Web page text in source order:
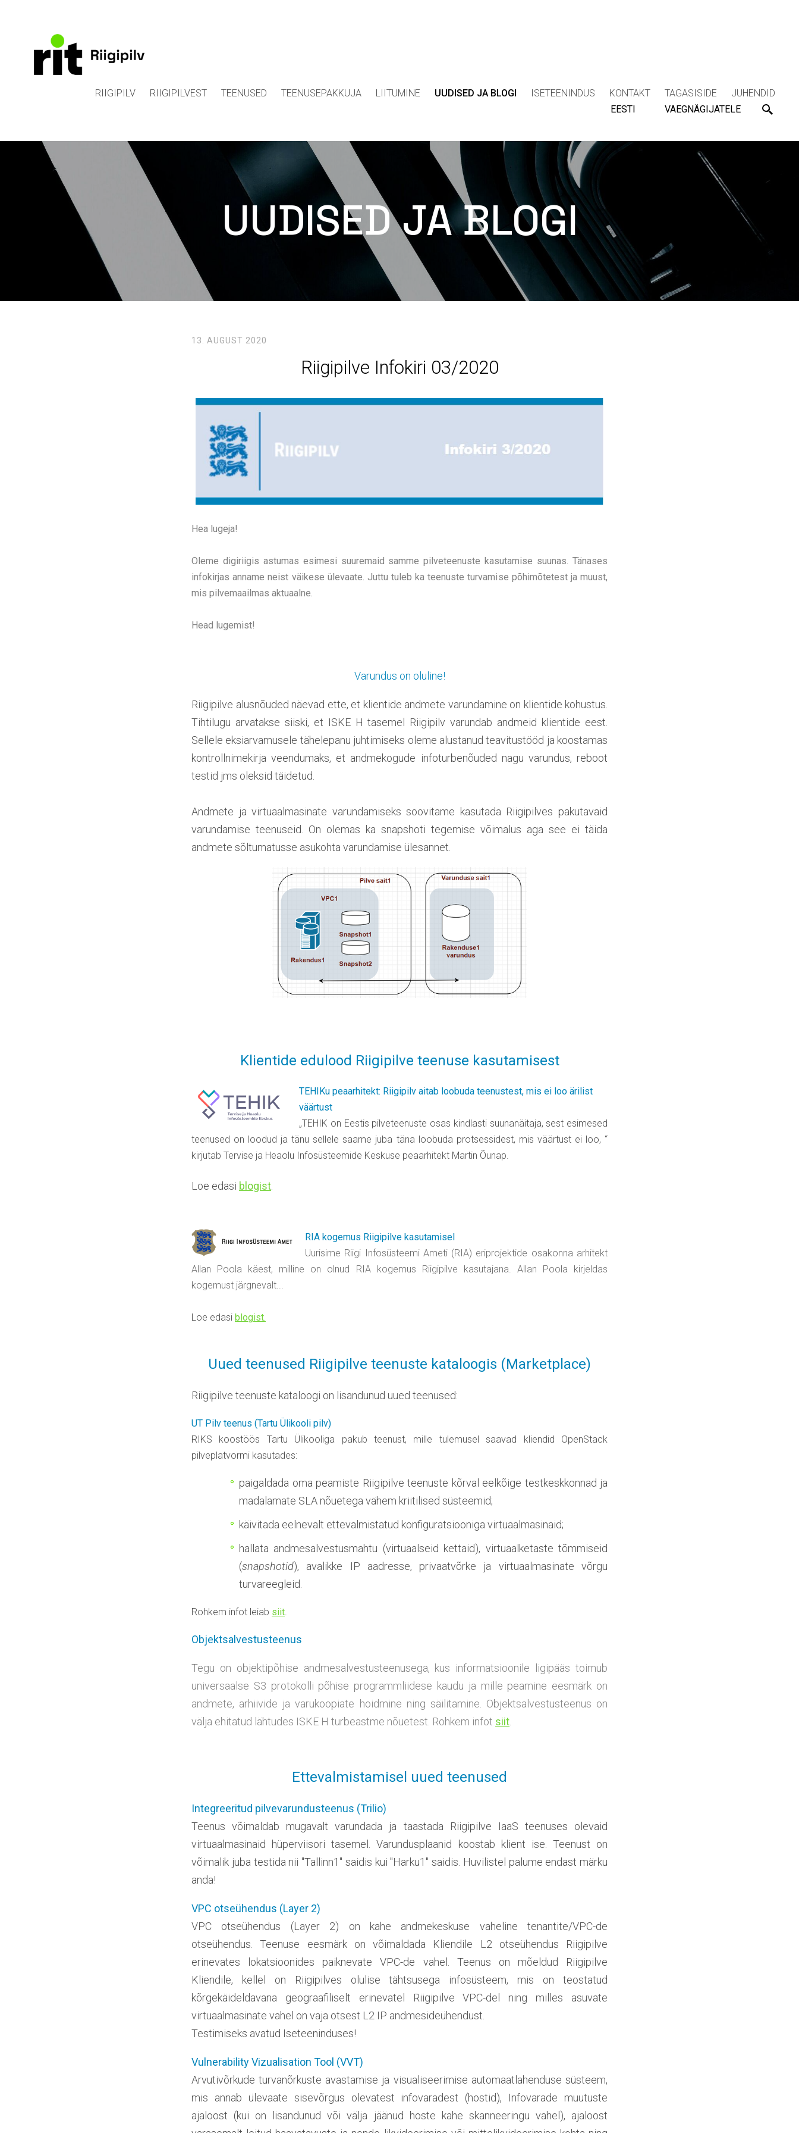
RIIGIPILV RIIGIPILVEST TEENUSED TEENUSEPAKKUJA LIITUMINE UUDISED JA BLOGI ISETEENINDUS KONTAKT TAGASISIDE
JUHENDID
EESTI
VAEGNÄGIJATELE
UUDISED JA BLOGI
13. AUGUST 2020
Riigipilve Infokiri 03/2020
Hea lugeja!
Oleme digiriigis astumas esimesi suuremaid samme pilveteenuste kasutamise suunas. Tänases
infokirjas anname neist väikese ülevaate. Juttu tuleb ka teenuste turvamise põhimõtetest ja muust,
mis pilvemaailmas aktuaalne.
Head lugemist!
Varundus on oluline!
Riigipilve alusnõuded näevad ette, et klientide andmete varundamine on klientide kohustus.
Tihtilugu arvatakse siiski, et ISKE H tasemel Riigipilv varundab andmeid klientide eest.
Sellele eksiarvamusele tähelepanu juhtimiseks oleme alustanud teavitustööd ja koostamas
kontrollnimekirja veendumaks, et andmekogude infoturbenõuded nagu varundus, reboot
testid jms oleksid täidetud.
Andmete ja virtuaalmasinate varundamiseks soovitame kasutada Riigipilves pakutavaid
varundamise teenuseid. On olemas ka snapshoti tegemise võimalus aga see ei täida
andmete sõltumatusse asukohta varundamise ülesannet.
Klientide edulood Riigipilve teenuse kasutamisest
TEHIKu peaarhitekt: Riigipilv aitab loobuda teenustest, mis ei loo ärilist
väärtust
„TEHIK on Eestis pilveteenuste osas kindlasti suunanäitaja, sest esimesed
teenused on loodud ja tänu sellele saame juba täna loobuda protsessidest, mis väärtust ei loo, “
kirjutab Tervise ja Heaolu Infosüsteemide Keskuse peaarhitekt Martin Õunap.
Loe edasi blogist
RIA kogemus Riigipilve kasutamisel
Uurisime Riigi Infosüsteemi Ameti (RIA) eriprojektide osakonna arhitekt
Allan Poola käest, milline on olnud RIA kogemus Riigipilve kasutajana. Allan Poola kirjeldas
kogemust järgnevalt...
Loe edasi blogist.
Uued teenused Riigipilve teenuste kataloogis (Marketplace)
Riigipilve teenuste kataloogi on lisandunud uued teenused:
UT Pilv teenus (Tartu Ülikooli pilv)
RIKS koostöös Tartu Ülikooliga pakub teenust, mille tulemusel saavad kliendid OpenStack
pilveplatvormi kasutades:
paigaldada oma peamiste Riigipilve teenuste kõrval eelkõige testkeskkonnad ja
madalamate SLA nõuetega vähem kriitilised süsteemid;
käivitada eelnevalt ettevalmistatud konfiguratsiooniga virtuaalmasinaid;
hallata andmesalvestusmahtu (virtuaalseid kettaid), virtuaalketaste tõmmiseid
(snapshotid), avalikke IP aadresse, privaatvõrke ja virtuaalmasinate võrgu
turvareegleid.
Rohkem infot leiab siit.
Objektsalvestusteenus
Tegu on objektipõhise andmesalvestusteenusega, kus informatsioonile ligipääs toimub
universaalse S3 protokolli põhise programmliidese kaudu ja mille peamine eesmärk on
andmete, arhiivide ja varukoopiate hoidmine ning säilitamine. Objektsalvestusteenus on
välja ehitatud lähtudes ISKE H turbeastme nõuetest . Rohkem infot siit
Ettevalmistamisel uued teenused
Integreeritud pilvevarundusteenus (Trilio)
Teenus võimaldab mugavalt varundada ja taastada Riigipilve IaaS teenuses olevaid
virtuaalmasinaid hüperviisori tasemel. Varundusplaanid koostab klient ise. Teenust on
võimalik juba testida nii "Tallinn1" saidis kui "Harku1" saidis. Huvilistel palume endast märku
anda!
VPC otseühendus (Layer 2)
VPC otseühendus (Layer 2) on kahe andmekeskuse vaheline tenantite/VPC-de
otseühendus. Teenuse eesmärk on võimaldada Kliendile L2 otseühendus Riigipilve
erinevates lokatsioonides paiknevate VPC-de vahel. Teenus on mõeldud Riigipilve
Kliendile, kellel on Riigipilves olulise tähtsusega infosüsteem, mis on teostatud
kõrgekäideldavana geograafiliselt erinevatel Riigipilve VPC-del ning milles asuvate
virtuaalmasinate vahel on vaja otsest L2 IP andmesideühendust.
Testimiseks avatud Iseteeninduses!
Vulnerability Vizualisation Tool (VVT)
Arvutivõrkude turvanõrkuste avastamise ja visualiseerimise automaatlahenduse süsteem,
mis annab ülevaate sisevõrgus olevatest infovaradest (hostid), Infovarade muutuste
ajaloost (kui on lisandunud või välja jäänud hoste kahe skanneeringu vahel), ajaloost